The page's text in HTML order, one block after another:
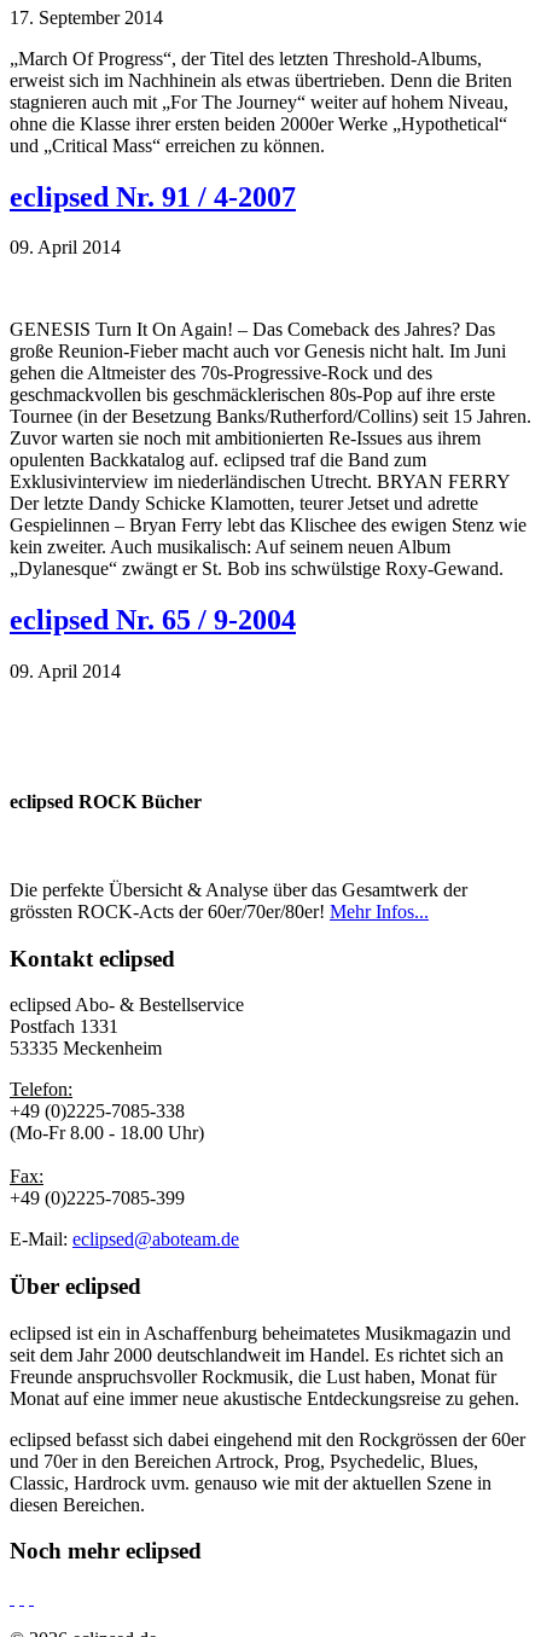
17. September 2014
„March Of Progress“, der Titel des letzten Threshold-Albums,
erweist sich im Nachhinein als etwas übertrieben. Denn die Briten
stagnieren auch mit „For The Journey“ weiter auf hohem Niveau,
ohne die Klasse ihrer ersten beiden 2000er Werke „Hypothetical“
und „Critical Mass“ erreichen zu können.
eclipsed Nr. 91 / 4-2007
09. April 2014
GENESIS Turn It On Again! – Das Comeback des Jahres? Das
große Reunion-Fieber macht auch vor Genesis nicht halt. Im Juni
gehen die Altmeister des 70s-Progressive-Rock und des
geschmackvollen bis geschmäcklerischen 80s-Pop auf ihre erste
Tournee (in der Besetzung Banks/Rutherford/Collins) seit 15 Jahren.
Zuvor warten sie noch mit ambitionierten Re-Issues aus ihrem
opulenten Backkatalog auf. eclipsed traf die Band zum
Exklusivinterview im niederländischen Utrecht. BRYAN FERRY
Der letzte Dandy Schicke Klamotten, teurer Jetset und adrette
Gespielinnen – Bryan Ferry lebt das Klischee des ewigen Stenz wie
kein zweiter. Auch musikalisch: Auf seinem neuen Album
„Dylanesque“ zwängt er St. Bob ins schwülstige Roxy-Gewand.
eclipsed Nr. 65 / 9-2004
09. April 2014
eclipsed ROCK Bücher
Die perfekte Übersicht & Analyse über das Gesamtwerk der
grössten ROCK-Acts der 60er/70er/80er! Mehr Infos...
Kontakt eclipsed
eclipsed Abo- & Bestellservice
Postfach 1331
53335 Meckenheim
Telefon:
+49 (0)2225-7085-338
(Mo-Fr 8.00 - 18.00 Uhr)
Fax:
+49 (0)2225-7085-399
E-Mail: eclipsed@aboteam.de
Über eclipsed
eclipsed ist ein in Aschaffenburg beheimatetes Musikmagazin und
seit dem Jahr 2000 deutschlandweit im Handel. Es richtet sich an
Freunde anspruchsvoller Rockmusik, die Lust haben, Monat für
Monat auf eine immer neue akustische Entdeckungsreise zu gehen.
eclipsed befasst sich dabei eingehend mit den Rockgrössen der 60er
und 70er in den Bereichen Artrock, Prog, Psychedelic, Blues,
Classic, Hardrock uvm. genauso wie mit der aktuellen Szene in
diesen Bereichen.
Noch mehr eclipsed